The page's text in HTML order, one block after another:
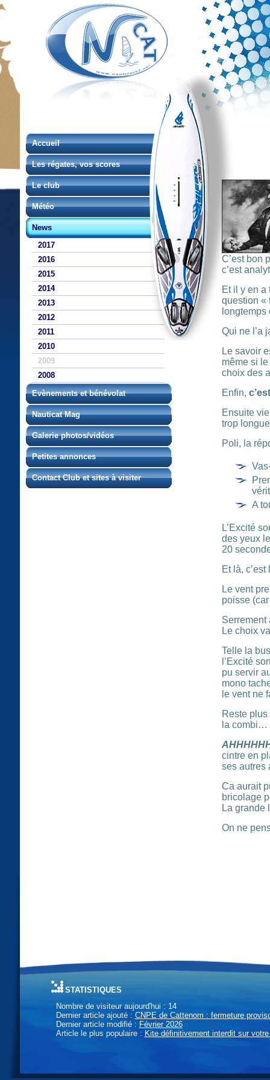
Accueil
Les régates, vos scores
Le club
Météo
News
2017
2016
2015
2014
2013
2012
2011
2010
2009
2008
Evènements et bénévolat
Nauticat Mag
Galerie photos/vidéos
Petites annonces
Contact Club et sites à visiter
C’est bon
c’est
Et il y en
question «
longtemps
Qui ne l’a
Le savoir
même si
choix des
Enfin,
Ensuite
trop
Poli, la
A
L’Excité
des yeux
20
Et là,
Le vent
poisse
Serrement
Le choix
Telle la
l’Excité
pu servir
mono
le vent ne
Reste
la combi…
cintre en
ses autres
Ca aurait
bricolage
La grande
On ne
statistiques
Nombre de visiteur aujourd'hui : 14
Dernier article ajouté : CNPE de Cattenom : fermeture
Dernier article modifié : Février 2026
Article le plus populaire : Kite définitivement interdit sur